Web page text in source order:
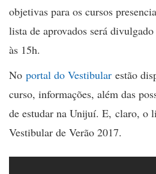
objetivas para os cursos
lista de aprovados será
às 15h.
No portal do Vestibular estão
curso, informações, além das
de estudar na Unijuí. E, claro, o
Vestibular de Verão 2017.